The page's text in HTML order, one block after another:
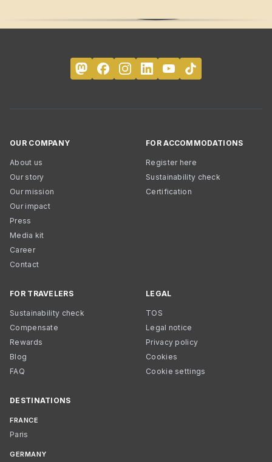
OUR COMPANY
About us
Our story
Our mission
Our impact
Press
Media kit
Career
Contact
FOR ACCOMMODATIONS
Register here
Sustainability check
Certification
FOR TRAVELERS
Sustainability check
Compensate
Rewards
Blog
FAQ
LEGAL
TOS
Legal notice
Privacy policy
Cookies
Cookie settings
DESTINATIONS
FRANCE
Paris
GERMANY